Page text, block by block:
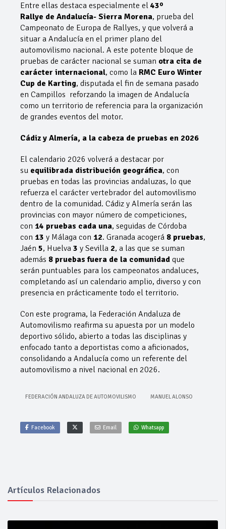
Entre ellas destaca especialmente el 43º
Rallye de Andalucía- Sierra Morena, prueba del
Campeonato de Europa de Rallyes, y que volverá a
situar a Andalucía en el primer plano del
automovilismo nacional. A este potente bloque de
pruebas de carácter nacional se suman otra cita de
carácter internacional, como la RMC Euro Winter
Cup de Karting, disputada el fin de semana pasado
en Campillos reforzando la imagen de Andalucía
como un territorio de referencia para la organización
de grandes eventos del motor.
Cádiz y Almería, a la cabeza de pruebas en 2026
El calendario 2026 volverá a destacar por
su equilibrada distribución geográfica, con
pruebas en todas las provincias andaluzas, lo que
refuerza el carácter vertebrador del automovilismo
dentro de la comunidad. Cádiz y Almería serán las
provincias con mayor número de competiciones,
con 14 pruebas cada una, seguidas de Córdoba
con 13 y Málaga con 12. Granada acogerá 8 pruebas,
Jaén 5, Huelva 3 y Sevilla 2, a las que se suman
además 8 pruebas fuera de la comunidad que
serán puntuables para los campeonatos andaluces,
completando así un calendario amplio, diverso y con
presencia en prácticamente todo el territorio.
Con este programa, la Federación Andaluza de
Automovilismo reafirma su apuesta por un modelo
deportivo sólido, abierto a todas las disciplinas y
enfocado tanto a deportistas como a aficionados,
consolidando a Andalucía como un referente del
automovilismo a nivel nacional en 2026.
FEDERACIÓN ANDALUZA DE AUTOMOVILISMO MANUEL ALONSO
Facebook Email Whatsapp
Artículos Relacionados